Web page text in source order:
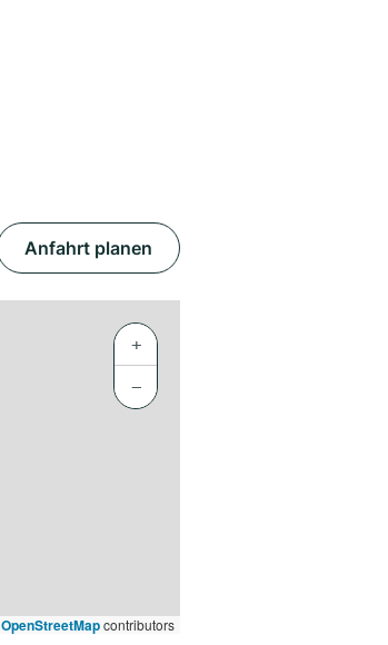
Anfahrt planen
+
−
OpenStreetMapcontributors